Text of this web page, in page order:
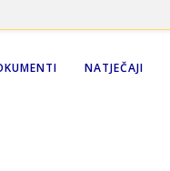
NATJEČAJI